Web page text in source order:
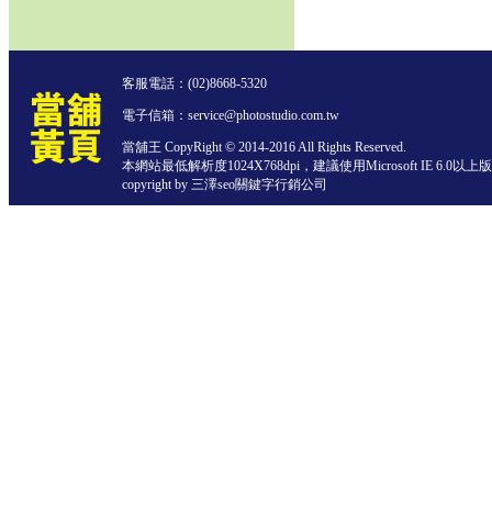
客服電話： (02)8668-5320
電子信箱：service@photostudio.com.tw
當舖王 CopyRight © 2014-2016 All Rights Reserved.
本網站最低解析度1024X768dpi，建議使用Microsoft IE 6.0以上
copyright by 三澤seo關鍵字行銷公司